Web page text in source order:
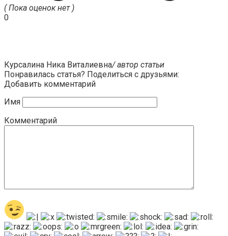
( Пока оценок нет )
0
Курсалина Ника Виталиевна/ автор статьи
Понравилась статья? Поделиться с друзьями:
Добавить комментарий
Имя
Комментарий